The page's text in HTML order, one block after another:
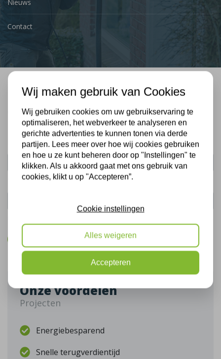
Nieuws
Contact
Bel mij terug
Gratis, vrijblijvend advies
Uw naam:
Telefoonnummer:
Onze voordelen
Projecten
Energiebesparend
Snelle terugverdientijd
Wij maken gebruik van Cookies
Wij gebruiken cookies om uw gebruikservaring te
optimaliseren, het webverkeer te analyseren en
gerichte advertenties te kunnen tonen via derde
partijen. Lees meer over hoe wij cookies gebruiken
en hoe u ze kunt beheren door op "Instellingen" te
klikken. Als u akkoord gaat met ons gebruik van
cookies, klikt u op "Accepteren”.
Cookie instellingen
Alles weigeren
Accepteren